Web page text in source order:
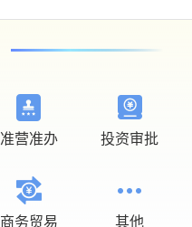
准营准办 投资审批
商务贸易 其他